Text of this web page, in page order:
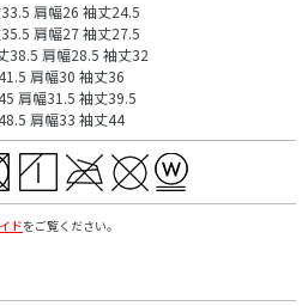
肩幅26 袖丈24.5
肩幅27 袖丈27.5
38.5 肩幅28.5 袖丈32
肩幅30 袖丈36
肩幅31.5 袖丈39.5
肩幅33 袖丈44
ドをご覧ください。